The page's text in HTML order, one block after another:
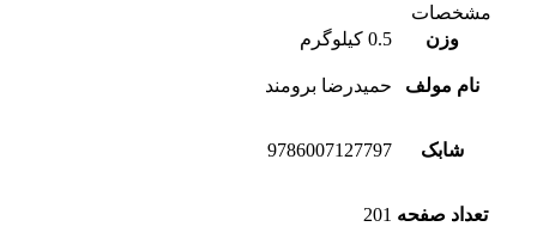
مشخصات
وزن
0.5 کیلوگرم
نام مولف حمیدرضا برومند
شابک 9786007127797
تعداد صفحه 201